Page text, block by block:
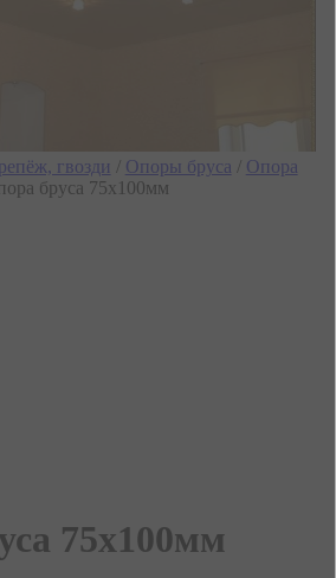
гвозди / Опоры бруса / Опора
бруса 75х100мм
75х100мм